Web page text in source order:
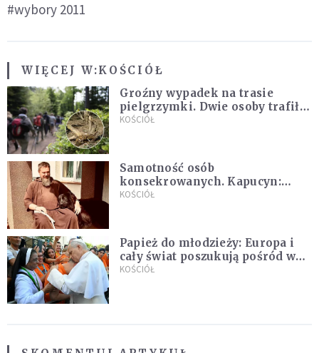
#wybory 2011
WIĘCEJ W:KOŚCIÓŁ
Groźny wypadek na trasie
pielgrzymki. Dwie osoby trafiły
do szpitala
KOŚCIÓŁ
Samotność osób
konsekrowanych. Kapucyn:
Życie w pojedynkę rzadko jest
KOŚCIÓŁ
Papież do młodzieży: Europa i
cały świat poszukują pośród was
nowych świętych
KOŚCIÓŁ